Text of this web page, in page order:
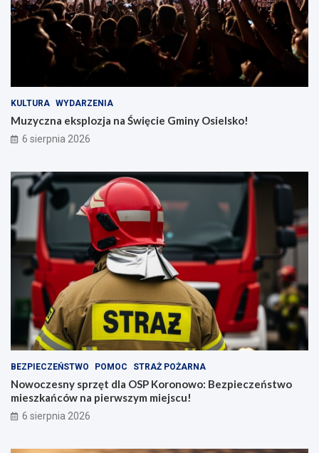
KULTURA WYDARZENIA
Muzyczna eksplozja na Święcie Gminy Osielsko!
6 sierpnia 2026
BEZPIECZEŃSTWO POMOC STRAŻ POŻARNA
Nowoczesny sprzęt dla OSP Koronowo: Bezpieczeństwo
mieszkańców na pierwszym miejscu!
6 sierpnia 2026